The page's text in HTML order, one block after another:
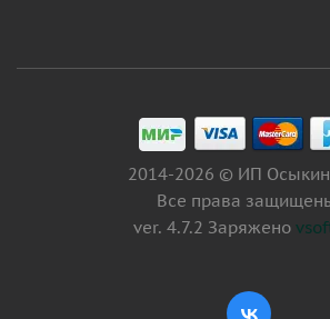
2014-2026 © ИП
Все права
ver. 4.7.2 Заряжено